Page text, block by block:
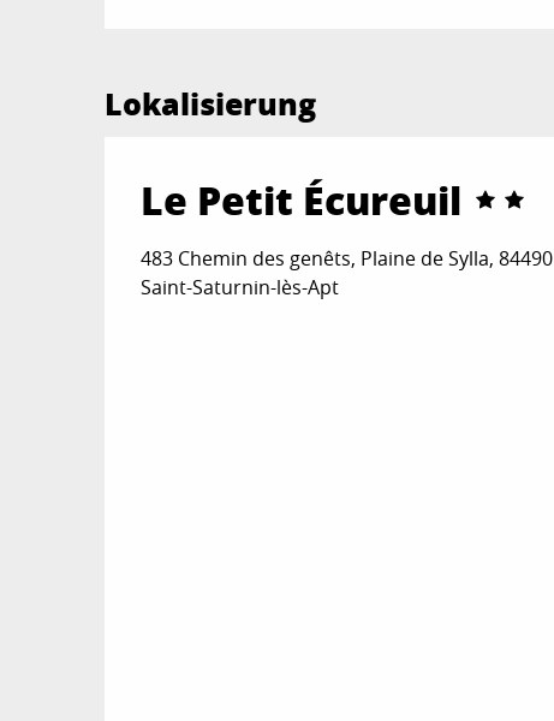
Lokalisierung
Le Petit Écureuil
483 Chemin des genêts, Plaine de Sylla, 84490
Saint-Saturnin-lès-Apt